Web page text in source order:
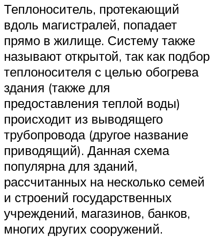
Теплоноситель, протекающий
вдоль магистралей, попадает
прямо в жилище. Систему также
называют открытой, так как подбор
теплоносителя с целью обогрева
здания (также для
предоставления теплой воды)
происходит из выводящего
трубопровода (другое название
приводящий). Данная схема
популярна для зданий,
рассчитанных на несколько семей
и строений государственных
учреждений, магазинов, банков,
многих других сооружений.